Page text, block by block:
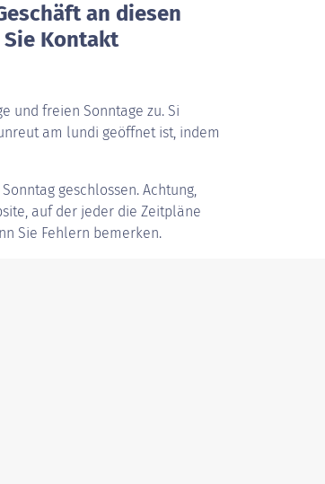
an diesen
Kontakt
und freien Sonntage zu. Si
am lundi geöffnet ist, indem
geschlossen. Achtung,
auf der jeder die Zeitpläne
Sie Fehlern bemerken.